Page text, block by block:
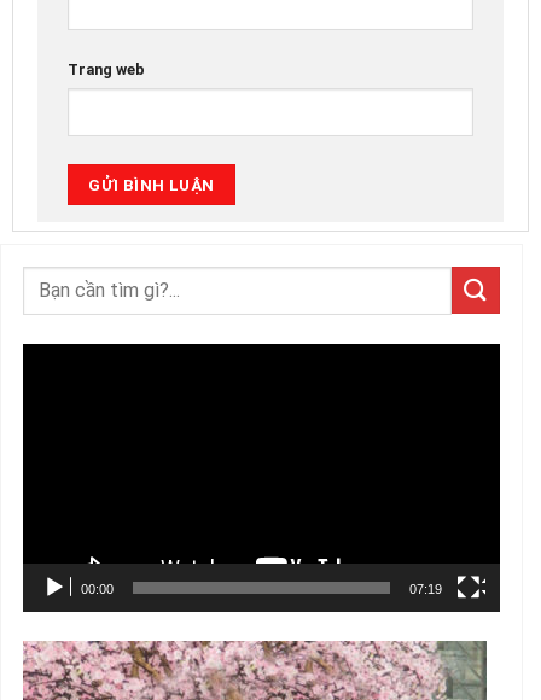
Trang web
00:00 07:19